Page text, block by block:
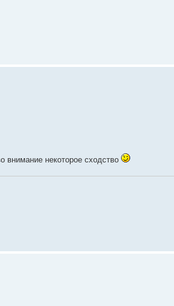
внимание некоторое сходство